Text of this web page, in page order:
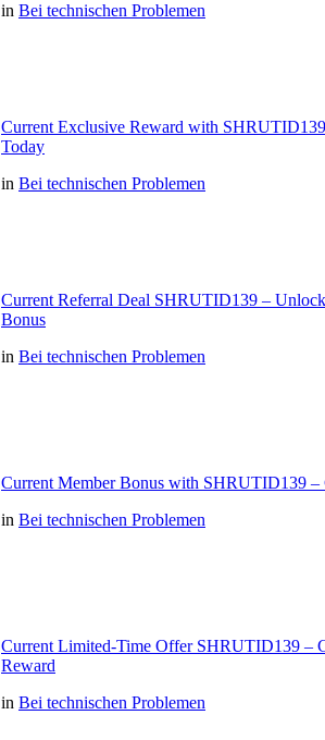
in Bei technischen Problemen
Current Exclusive Reward with
Today
in Bei technischen Problemen
Current Referral Deal SHRUTID139 –
Bonus
in Bei technischen Problemen
Current Member Bonus with SHRUTID139 –
in Bei technischen Problemen
Current Limited-Time Offer SHRUTID139 –
Reward
in Bei technischen Problemen